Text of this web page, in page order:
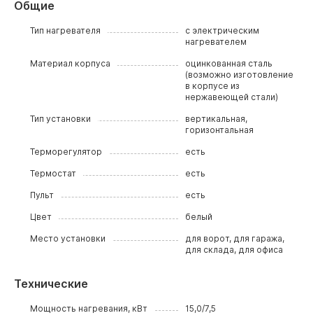
Общие
Тип нагревателя
с электрическим
нагревателем
Материал корпуса
оцинкованная сталь
(возможно изготовление
в корпусе из
нержавеющей стали)
Тип установки
вертикальная,
горизонтальная
Терморегулятор есть
Термостат есть
Пульт есть
Цвет белый
Место установки
для ворот, для гаража,
для склада, для офиса
Технические
Мощность нагревания, кВт 15,0/7,5